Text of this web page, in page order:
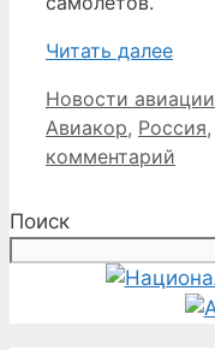
Читать далее
Рубрики
Новости авиации
Авиакор, Россия,
комментарий
Поиск